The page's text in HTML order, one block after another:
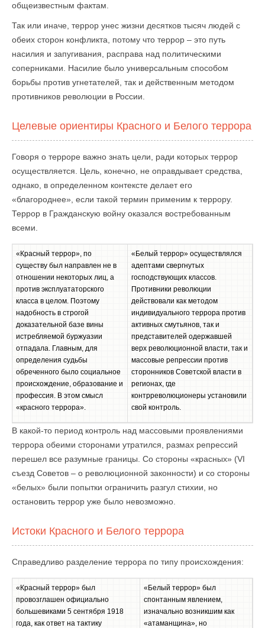
общеизвестным фактам.
Так или иначе, террор унес жизни десятков тысяч людей с
обеих сторон конфликта, потому что террор – это путь
насилия и запугивания, расправа над политическими
соперниками. Насилие было универсальным способом
борьбы против угнетателей, так и действенным методом
противников революции в России.
Целевые ориентиры Красного и Белого террора
Говоря о терроре важно знать цели, ради которых террор
осуществляется. Цель, конечно, не оправдывает средства,
однако, в определенном контексте делает его
«благороднее», если такой термин применим к террору.
Террор в Гражданскую войну оказался востребованным
всеми.
«Красный террор», по
существу был направлен не в
отношении некоторых лиц, а
против эксплуататорского
класса в целом. Поэтому
надобность в строгой
доказательной базе вины
истребляемой буржуазии
отпадала. Главным, для
определения судьбы
обреченного было социальное
происхождение, образование и
профессия. В этом смысл
«красного террора».
«Белый террор» осуществлялся
адептами свергнутых
господствующих классов.
Противники революции
действовали как методом
индивидуального террора против
активных смутьянов, так и
представителей одержавшей
верх революционной власти, так и
массовые репрессии против
сторонников Советской власти в
регионах, где
контрреволюционеры установили
свой контроль.
В какой-то период контроль над массовыми проявлениями
террора обеими сторонами утратился, размах репрессий
перешел все разумные границы. Со стороны «красных» (VI
съезд Советов – о революционной законности) и со стороны
«белых» были попытки ограничить разгул стихии, но
остановить террор уже было невозможно.
Истоки Красного и Белого террора
Справедливо разделение террора по типу происхождения:
«Красный террор» был
провозглашен официально
большевиками 5 сентября 1918
года, как ответ на тактику
«Белый террор» был
спонтанным явлением,
изначально возникшим как
«атаманщина», но